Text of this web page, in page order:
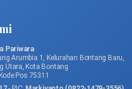
Pariwara
Arumbia 1, Kelurahan Bontang Baru,
Utara, Kota Bontang
Pos 75311